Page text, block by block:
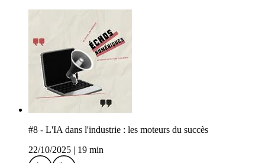
#8 - L'IA dans l'industrie : les moteurs du succès
22/10/2025 | 19 min